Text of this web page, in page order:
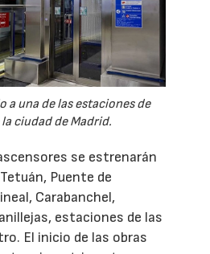
a una de las estaciones de
ciudad de Madrid.
se estrenarán
Puente de
Carabanchel,
estaciones de las
El inicio de las obras